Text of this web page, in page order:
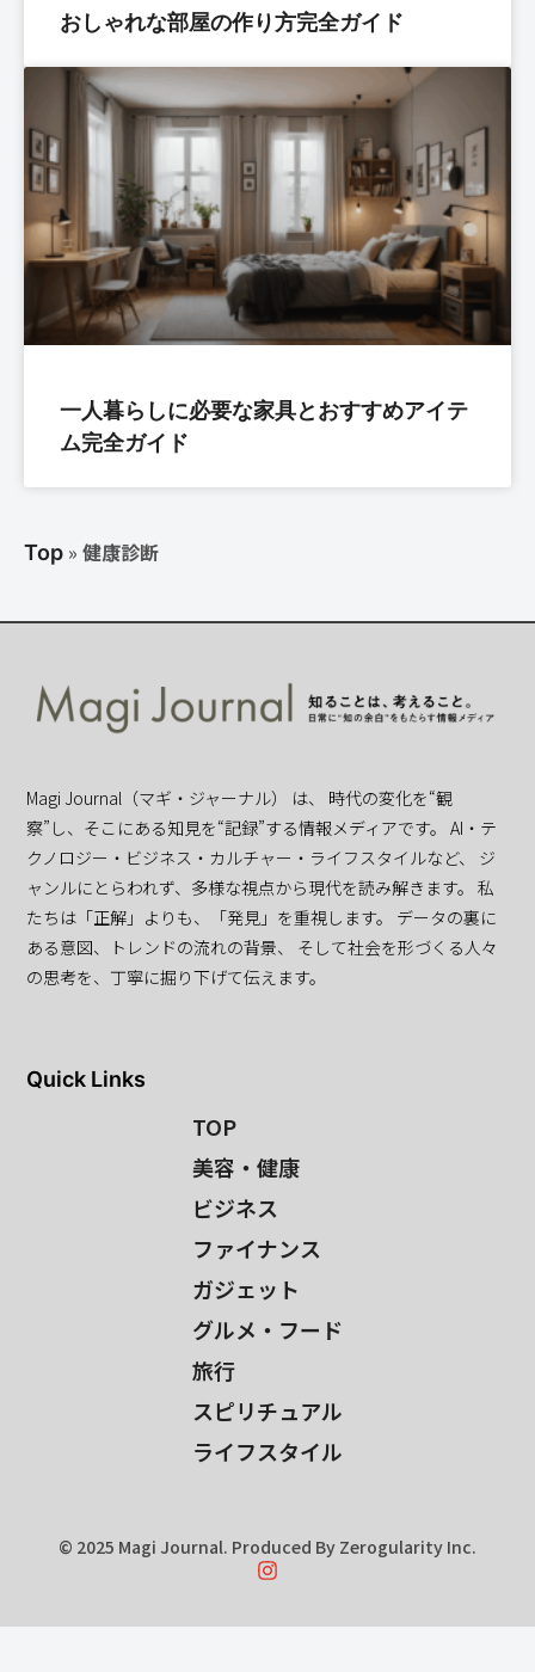
おしゃれな部屋の作り方完全ガイド
一人暮らしに必要な家具とおすすめアイテ
ム完全ガイド
Top » 健康診断
Magi Journal（マギ・ジャーナル） は、 時代の変化を“観
察”し、そこにある知見を“記録”する情報メディアです。 AI・テ
クノロジー・ビジネス・カルチャー・ライフスタイルなど、 ジ
ャンルにとらわれず、多様な視点から現代を読み解きます。 私
たちは「正解」よりも、「発見」を重視します。 データの裏に
ある意図、トレンドの流れの背景、 そして社会を形づくる人々
の思考を、丁寧に掘り下げて伝えます。
Quick Links
TOP
美容・健康
ビジネス
ファイナンス
ガジェット
グルメ・フード
旅行
スピリチュアル
ライフスタイル
© 2025 Magi Journal. Produced By Zerogularity Inc.